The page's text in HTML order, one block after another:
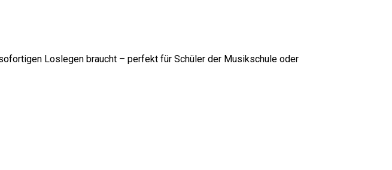
Loslegen braucht – perfekt für Schüler der Musikschule oder